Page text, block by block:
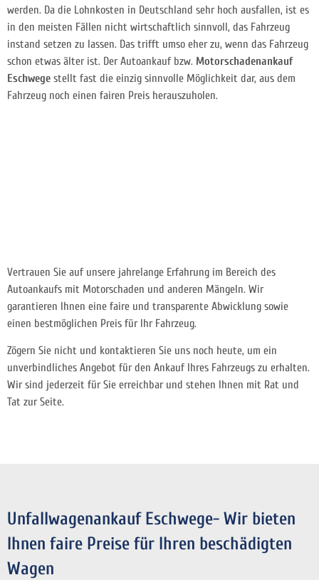
werden. Da die Lohnkosten in Deutschland sehr hoch ausfallen, ist es
in den meisten Fällen nicht wirtschaftlich sinnvoll, das Fahrzeug
instand setzen zu lassen. Das trifft umso eher zu, wenn das Fahrzeug
schon etwas älter ist. Der Autoankauf bzw. Motorschadenankauf
Eschwege stellt fast die einzig sinnvolle Möglichkeit dar, aus dem
Fahrzeug noch einen fairen Preis herauszuholen.
Vertrauen Sie auf unsere jahrelange Erfahrung im Bereich des
Autoankaufs mit Motorschaden und anderen Mängeln. Wir
garantieren Ihnen eine faire und transparente Abwicklung sowie
einen bestmöglichen Preis für Ihr Fahrzeug.
Zögern Sie nicht und kontaktieren Sie uns noch heute, um ein
unverbindliches Angebot für den Ankauf Ihres Fahrzeugs zu erhalten.
Wir sind jederzeit für Sie erreichbar und stehen Ihnen mit Rat und
Tat zur Seite.
Unfallwagenankauf Eschwege- Wir bieten
Ihnen faire Preise für Ihren beschädigten
Wagen